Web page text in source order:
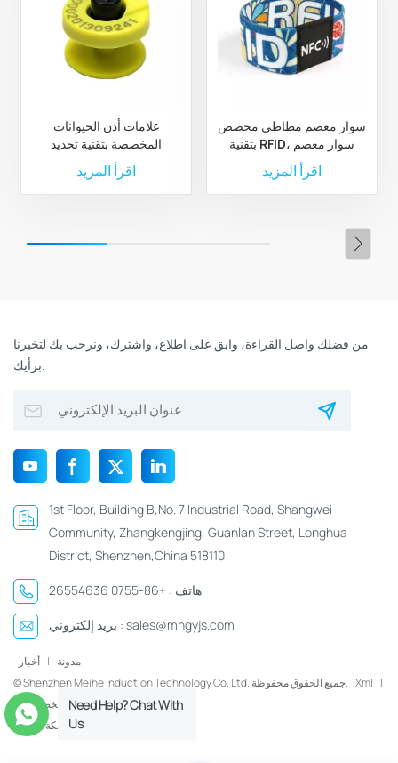
علامات أذن الحيوانات
المخصصة بتقنية تحديد
الترددات الراديوية لإدارة
الثروة الحيوانية والمزارع
اقرأ المزيد
سوار معصم مطاطي مخصص
بتقنية RFID، سوار معصم
مطاطي من البوليستر بتقنية
RFID مخصص
اقرأ المزيد
من فضلك واصل القراءة، وابق على اطلاع، واشترك، ونرحب بك لتخبرنا
برأيك.
1st Floor, Building B,No. 7 Industrial Road, Shangwei
Community, Zhangkengjing, Guanlan Street, Longhua
District, Shenzhen,China 518110
هاتف : +86-0755 26554636
بريد إلكتروني : sales@mhgyjs.com
مدونة | أخبار
© Shenzhen Meihe Induction Technology Co. Ltd. جميع الحقوق محفوظة. Xml |
سياسة الخصوصيةNeed Help? Chat With
Us